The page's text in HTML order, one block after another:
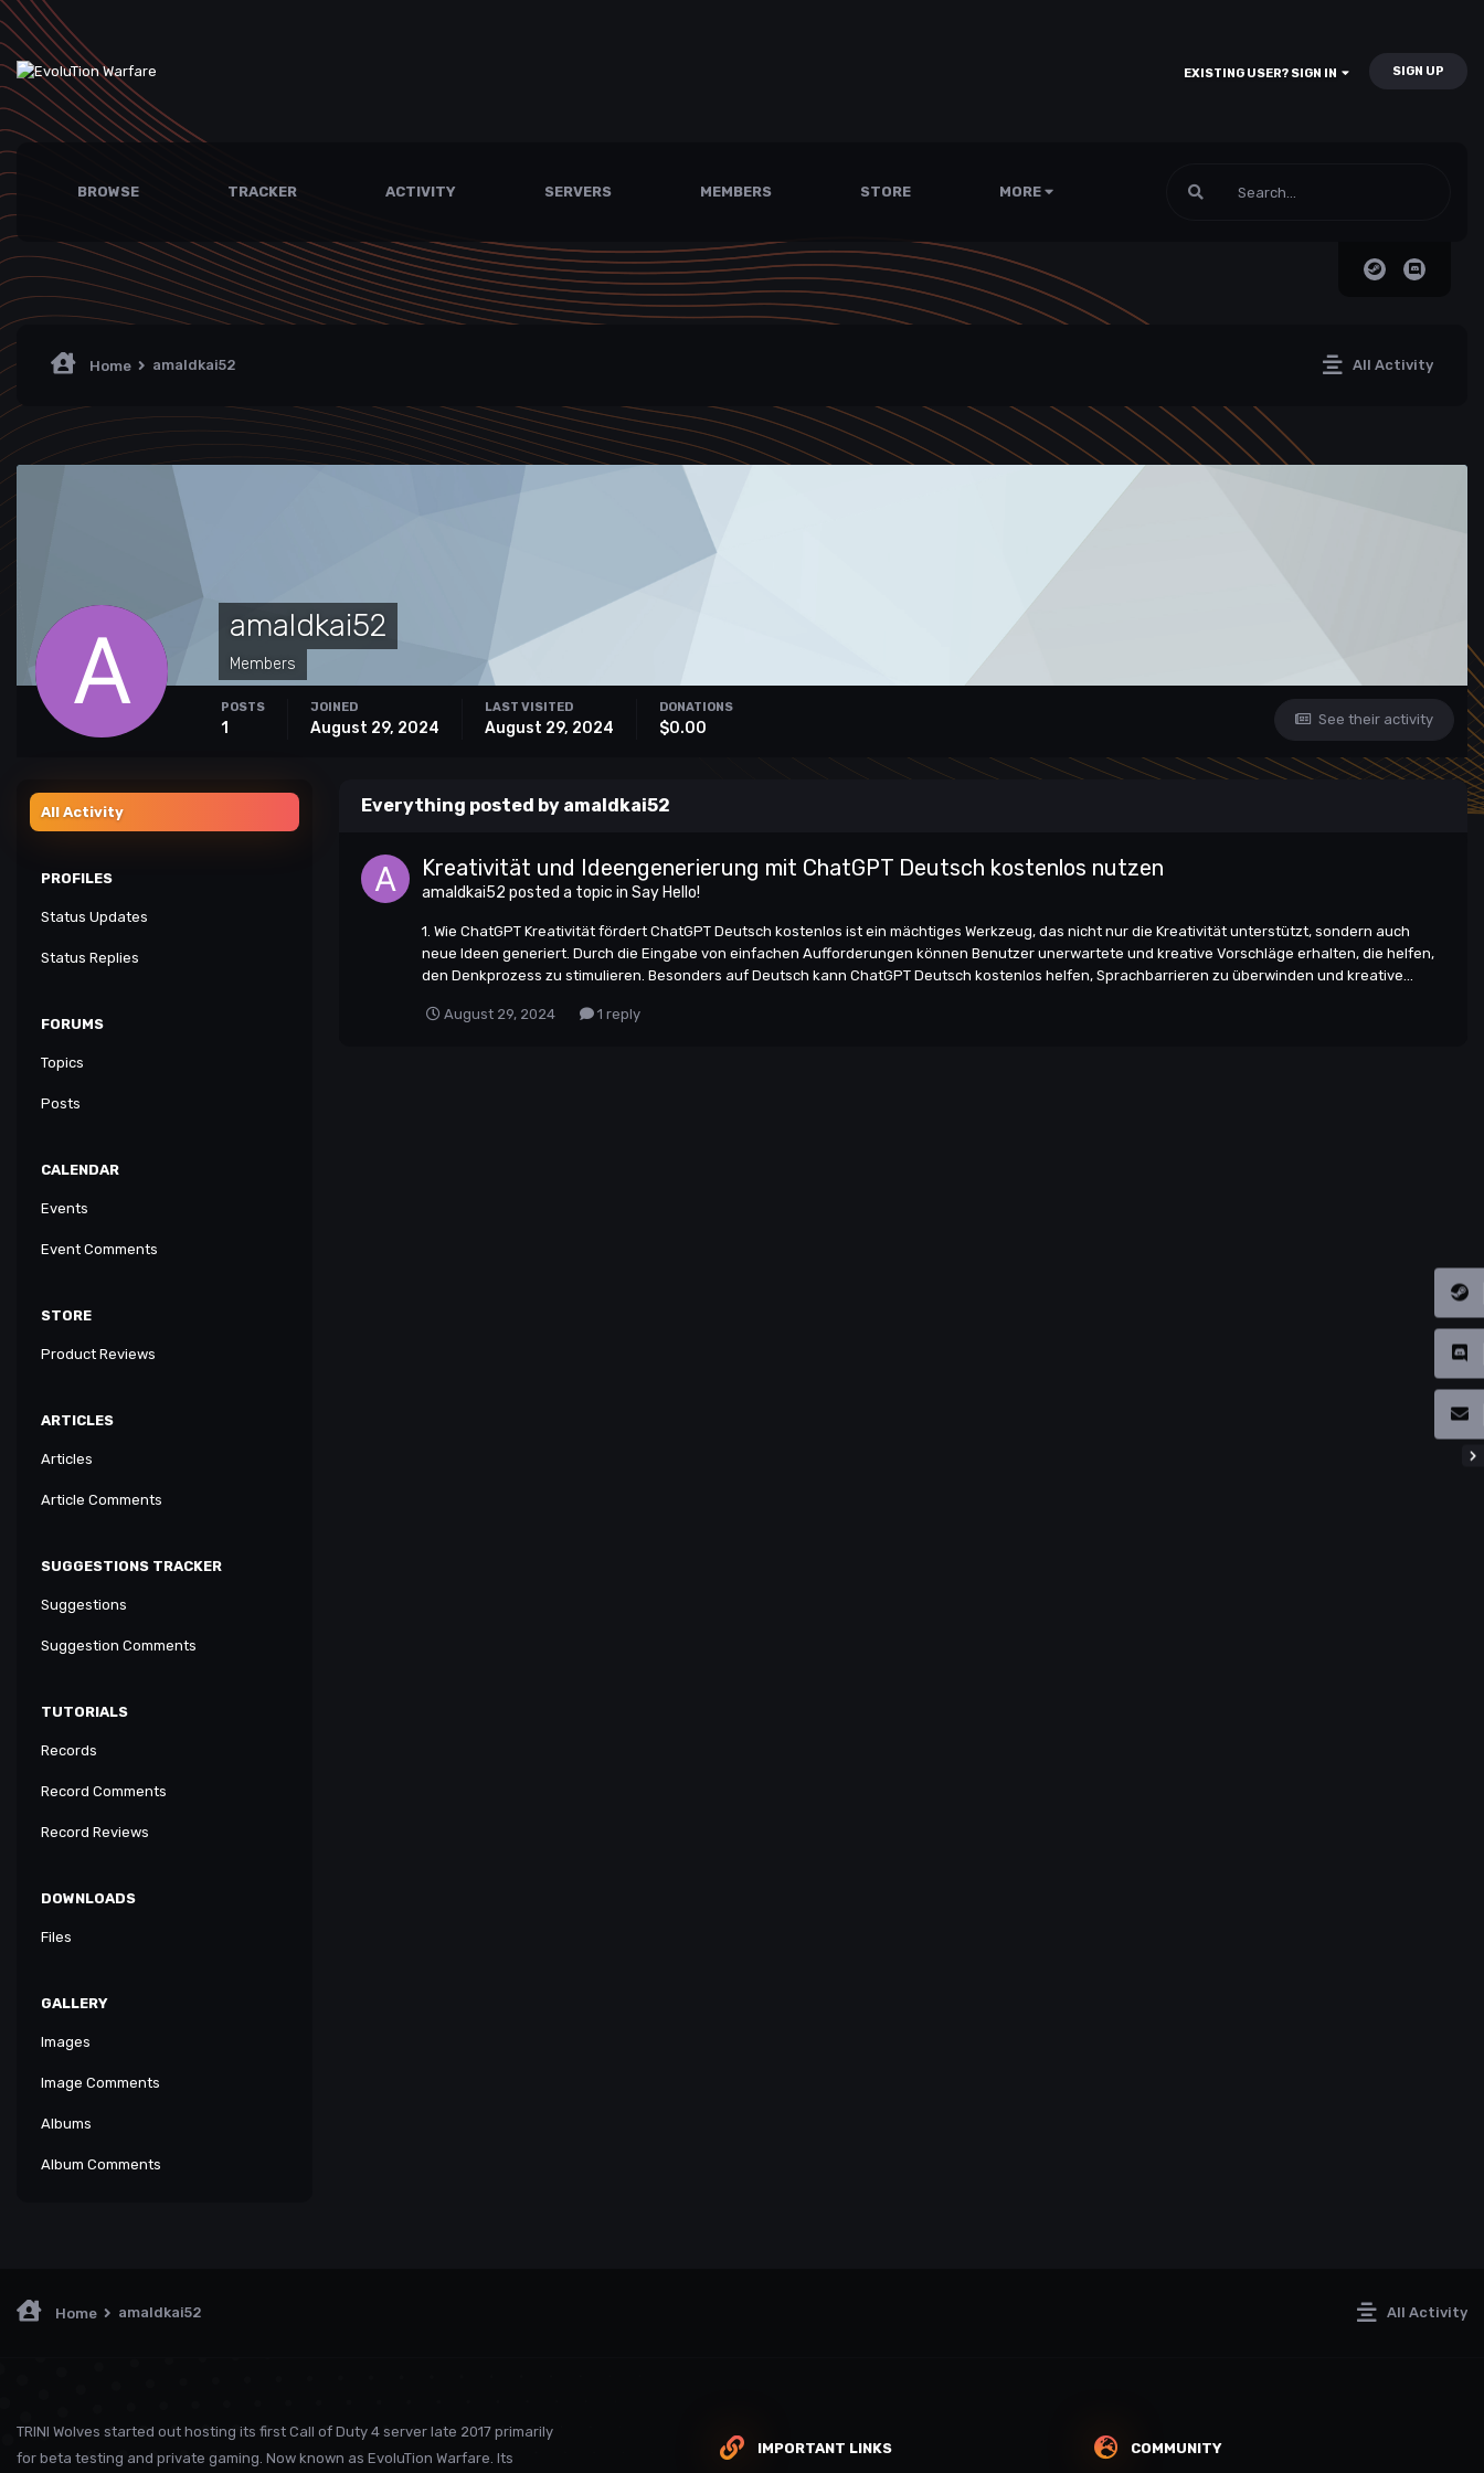
EXISTING USER? SIGN IN SIGN UP
BROWSE TRACKER ACTIVITY SERVERS MEMBERS STORE MORE
All Activity
Home amaldkai52
amaldkai52
Members
See their activity
POSTS
1
JOINED
August 29, 2024
LAST VISITED
August 29, 2024
DONATIONS
$0.00
All Activity
PROFILES
Status Updates
Status Replies
FORUMS
Topics
Posts
CALENDAR
Events
Event Comments
STORE
Product Reviews
ARTICLES
Articles
Article Comments
SUGGESTIONS TRACKER
Suggestions
Suggestion Comments
TUTORIALS
Records
Record Comments
Record Reviews
DOWNLOADS
Files
GALLERY
Images
Image Comments
Albums
Album Comments
Everything posted by amaldkai52
Kreativität und Ideengenerierung mit ChatGPT Deutsch kostenlos nutzen
amaldkai52 posted a topic in Say Hello!
1. Wie ChatGPT Kreativität fördert ChatGPT Deutsch kostenlos ist ein mächtiges Werkzeug, das nicht nur die Kreativität unterstützt, sondern auch
neue Ideen generiert. Durch die Eingabe von einfachen Aufforderungen können Benutzer unerwartete und kreative Vorschläge erhalten, die helfen,
den Denkprozess zu stimulieren. Besonders auf Deutsch kann ChatGPT Deutsch kostenlos helfen, Sprachbarrieren zu überwinden und kreative...
August 29, 2024 1 reply
All Activity
Home amaldkai52
TRINI Wolves started out hosting its first Call of Duty 4 server late 2017 primarily
for beta testing and private gaming. Now known as EvoluTion Warfare. Its
IMPORTANT LINKS COMMUNITY